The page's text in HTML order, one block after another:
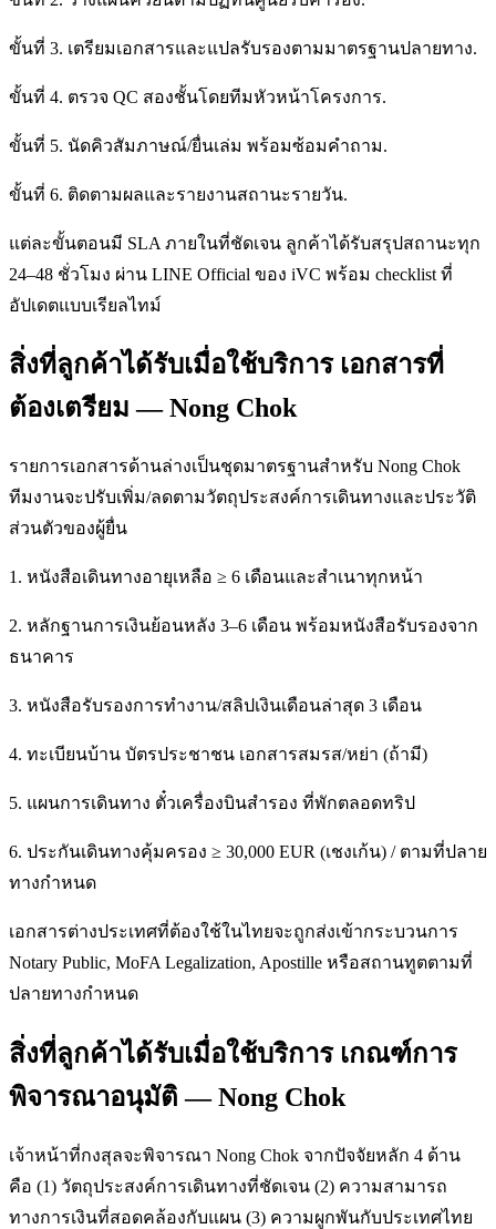
ขั้นที่ 3. เตรียมเอกสารและแปลรับรองตามมาตรฐานปลายทาง.
ขั้นที่ 4. ตรวจ QC สองชั้นโดยทีมหัวหน้าโครงการ.
ขั้นที่ 5. นัดคิวสัมภาษณ์/ยื่นเล่ม พร้อมซ้อมคำถาม.
ขั้นที่ 6. ติดตามผลและรายงานสถานะรายวัน.
แต่ละขั้นตอนมี SLA ภายในที่ชัดเจน ลูกค้าได้รับสรุปสถานะทุก
24–48 ชั่วโมง ผ่าน LINE Official ของ iVC พร้อม checklist ที่
อัปเดตแบบเรียลไทม์
สิ่งที่ลูกค้าได้รับเมื่อใช้บริการ เอกสารที่
ต้องเตรียม — Nong Chok
รายการเอกสารด้านล่างเป็นชุดมาตรฐานสำหรับ Nong Chok
ทีมงานจะปรับเพิ่ม/ลดตามวัตถุประสงค์การเดินทางและประวัติ
ส่วนตัวของผู้ยื่น
1. หนังสือเดินทางอายุเหลือ ≥ 6 เดือนและสำเนาทุกหน้า
2. หลักฐานการเงินย้อนหลัง 3–6 เดือน พร้อมหนังสือรับรองจาก
ธนาคาร
3. หนังสือรับรองการทำงาน/สลิปเงินเดือนล่าสุด 3 เดือน
4. ทะเบียนบ้าน บัตรประชาชน เอกสารสมรส/หย่า (ถ้ามี)
5. แผนการเดินทาง ตั๋วเครื่องบินสำรอง ที่พักตลอดทริป
6. ประกันเดินทางคุ้มครอง ≥ 30,000 EUR (เชงเก้น) / ตามที่ปลาย
ทางกำหนด
เอกสารต่างประเทศที่ต้องใช้ในไทยจะถูกส่งเข้ากระบวนการ
Notary Public, MoFA Legalization, Apostille หรือสถานทูตตามที่
ปลายทางกำหนด
สิ่งที่ลูกค้าได้รับเมื่อใช้บริการ เกณฑ์การ
พิจารณาอนุมัติ — Nong Chok
เจ้าหน้าที่กงสุลจะพิจารณา Nong Chok จากปัจจัยหลัก 4 ด้าน
คือ (1) วัตถุประสงค์การเดินทางที่ชัดเจน (2) ความสามารถ
ทางการเงินที่สอดคล้องกับแผน (3) ความผูกพันกับประเทศไทย